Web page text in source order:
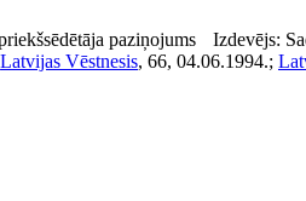
paziņojums Izdevējs:
Latvijas Vēstnesis, 66, 04.06.1994.;